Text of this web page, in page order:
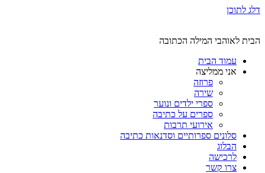
לתוכן
לאוהבי המילה הכתובה
עמוד הבית
אני ממליצה
פרוזה
שירה
ספרי ילדים ונוער
ספרים על כתיבה
אירועי תרבות
סלונים ספרותיים וסדנאות כתיבה
הבלוג
לרכישה
צרו קשר